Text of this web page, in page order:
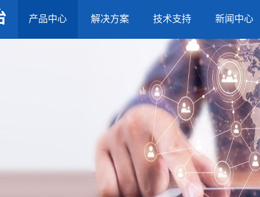
产品中心 解决方案 技术支持 新闻中心